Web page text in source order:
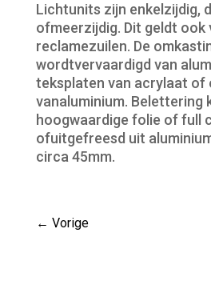
Lichtunits zijn enkelzijdig,
ofmeerzijdig. Dit geldt ook
reclamezuilen. De
wordtvervaardigd van
teksplaten van acrylaat of
vanaluminium. Belettering
hoogwaardige folie of full
ofuitgefreesd uit
circa 45mm.
← Vorige